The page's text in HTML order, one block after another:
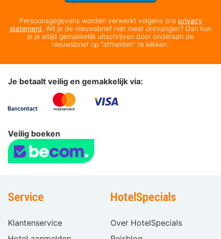
Persoonsgegevens worden verwerkt volgens ons privacy
statement. Wil je de nieuwsbrief niet meer ontvangen? Dan kun
je je altijd gemakkelijk uitschrijven door onderaan de
nieuwsbrief op “afmelden” te klikken.
Je betaalt veilig en gemakkelijk via:
Veilig boeken
Service
Klantenservice
HotelSpecials
Over HotelSpecials